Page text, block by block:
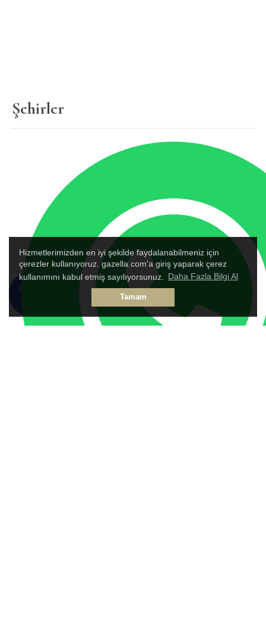
Hizmetlerimizden en iyi şekilde faydalanabilmeniz için
çerezler kullanıyoruz. gazella.com'a giriş yaparak çerez
kullanımını kabul etmiş sayılıyorsunuz.
Daha Fazla Bilgi Al
Tamam
Şehirler
HEMEN
TALEP
FORMU